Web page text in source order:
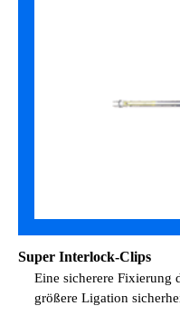
Super Interlock-Clips
Eine sicherere Fixierung
größere Ligation